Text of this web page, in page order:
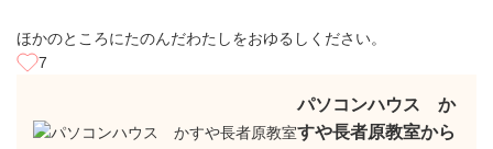
ほかのところにたのんだわたしをおゆるしください。
7
パソコンハウス か
すや長者原教室から